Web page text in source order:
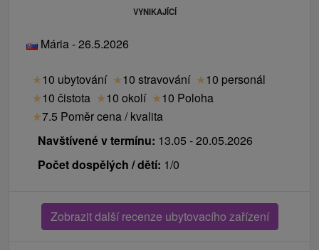
VYNIKAJÍCÍ
Mária - 26.5.2026
★10 ubytování ★10 stravování ★10 personál
★10 čistota ★10 okolí ★10 Poloha
★7.5 Poměr cena / kvalita
Navštívené v termínu: 13.05 - 20.05.2026
Počet dospělých / dětí: 1/0
Zobrazit další recenze ubytovacího zařízení